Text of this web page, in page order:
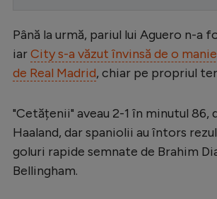
Bundesliga
Ligue 1
Starurile fotbalului
EURO 2024
Până la urmă, pariul lui Aguero n-a
iarCity s-a văzut învinsă de o
de Real Madrid, chiar pe propriul
"Cetățenii" aveau 2-1 în minutul 86,
Haaland, dar spaniolii au întors
goluri rapide semnate de Brahim
Bellingham.